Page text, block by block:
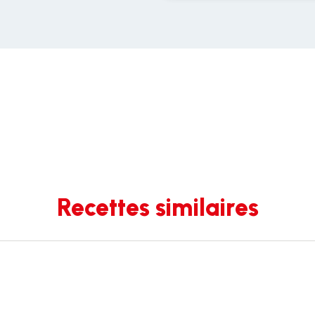
Recettes similaires